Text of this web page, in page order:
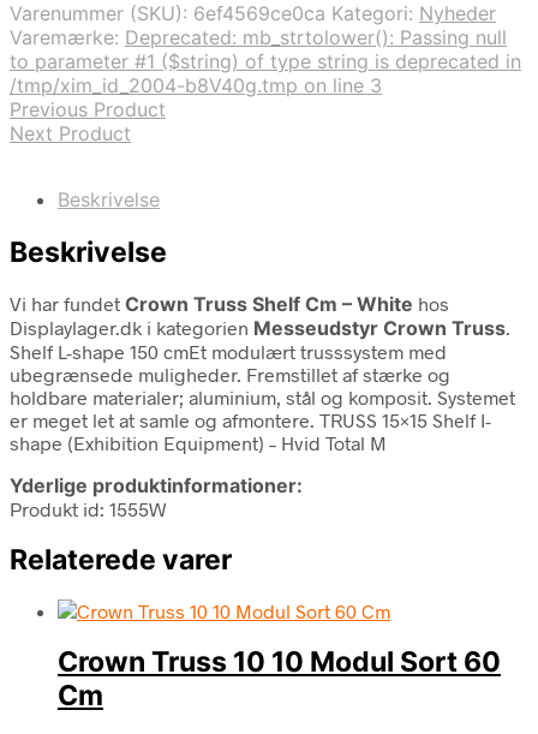
Varenummer (SKU): 6ef4569ce0ca Kategori: Nyheder
Varemærke: Deprecated: mb_strtolower(): Passing null
to parameter #1 ($string) of type string is deprecated in
/tmp/xim_id_2004-b8V40g.tmp on line 3
Previous Product
Next Product
Beskrivelse
Beskrivelse
Vi har fundet Crown Truss Shelf Cm – White hos
Displaylager.dk i kategorien Messeudstyr Crown Truss.
Shelf L-shape 150 cmEt modulært trusssystem med
ubegrænsede muligheder. Fremstillet af stærke og
holdbare materialer; aluminium, stål og komposit. Systemet
er meget let at samle og afmontere. TRUSS 15×15 Shelf I-
shape (Exhibition Equipment) – Hvid Total M
Yderlige produktinformationer:
Produkt id: 1555W
Relaterede varer
Crown Truss 10 10 Modul Sort 60
Cm